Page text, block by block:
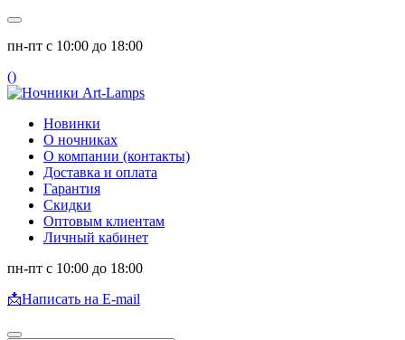
пн-пт с 10:00 до 18:00
()
Новинки
О ночниках
О компании (контакты)
Доставка и оплата
Гарантия
Скидки
Оптовым клиентам
Личный кабинет
пн-пт с 10:00 до 18:00
📩Написать на E-mail